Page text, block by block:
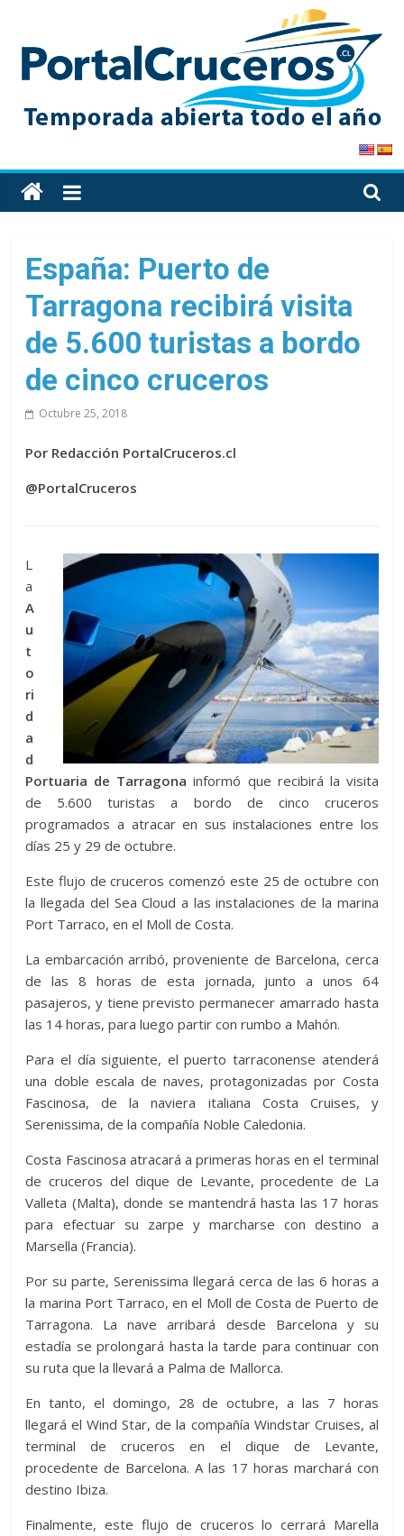
content
PortalCruceros
Toda
la
de
cruceros
en
solo
sitio
España: Puerto de
Tarragona recibirá visita
de 5.600 turistas a bordo
de cinco cruceros
Octubre 25, 2018
Por Redacción PortalCruceros.cl
@PortalCruceros
L
a
A
u
t
o
ri
d
a
d
Portuaria de Tarragona informó que recibirá la visita
de 5.600 turistas a bordo de cinco cruceros
programados a atracar en sus instalaciones entre los
días 25 y 29 de octubre.
Este flujo de cruceros comenzó este 25 de octubre con
la llegada del Sea Cloud a las instalaciones de la marina
Port Tarraco, en el Moll de Costa.
La embarcación arribó, proveniente de Barcelona, cerca
de las 8 horas de esta jornada, junto a unos 64
pasajeros, y tiene previsto permanecer amarrado hasta
las 14 horas, para luego partir con rumbo a Mahón.
Para el día siguiente, el puerto tarraconense atenderá
una doble escala de naves, protagonizadas por Costa
Fascinosa, de la naviera italiana Costa Cruises, y
Serenissima, de la compañía Noble Caledonia.
Costa Fascinosa atracará a primeras horas en el terminal
de cruceros del dique de Levante, procedente de La
Valleta (Malta), donde se mantendrá hasta las 17 horas
para efectuar su zarpe y marcharse con destino a
Marsella (Francia).
Por su parte, Serenissima llegará cerca de las 6 horas a
la marina Port Tarraco, en el Moll de Costa de Puerto de
Tarragona. La nave arribará desde Barcelona y su
estadía se prolongará hasta la tarde para continuar con
su ruta que la llevará a Palma de Mallorca.
En tanto, el domingo, 28 de octubre, a las 7 horas
llegará el Wind Star, de la compañía Windstar Cruises, al
terminal de cruceros en el dique de Levante,
procedente de Barcelona. A las 17 horas marchará con
destino Ibiza.
Finalmente, este flujo de cruceros lo cerrará Marella